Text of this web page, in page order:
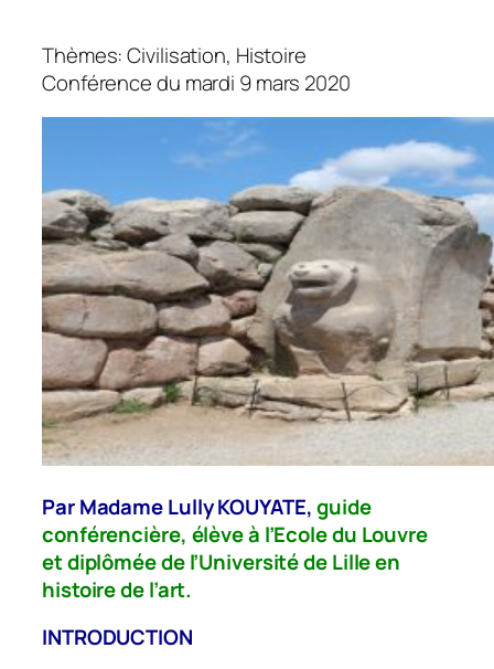
Thèmes: Civilisation, Histoire
Conférence du mardi 9 mars 2020
Par Madame Lully KOUYATE,guide
conférencière, élève à l’Ecole du Louvre
et diplômée de l’Université de Lille en
histoire de l’art.
INTRODUCTION